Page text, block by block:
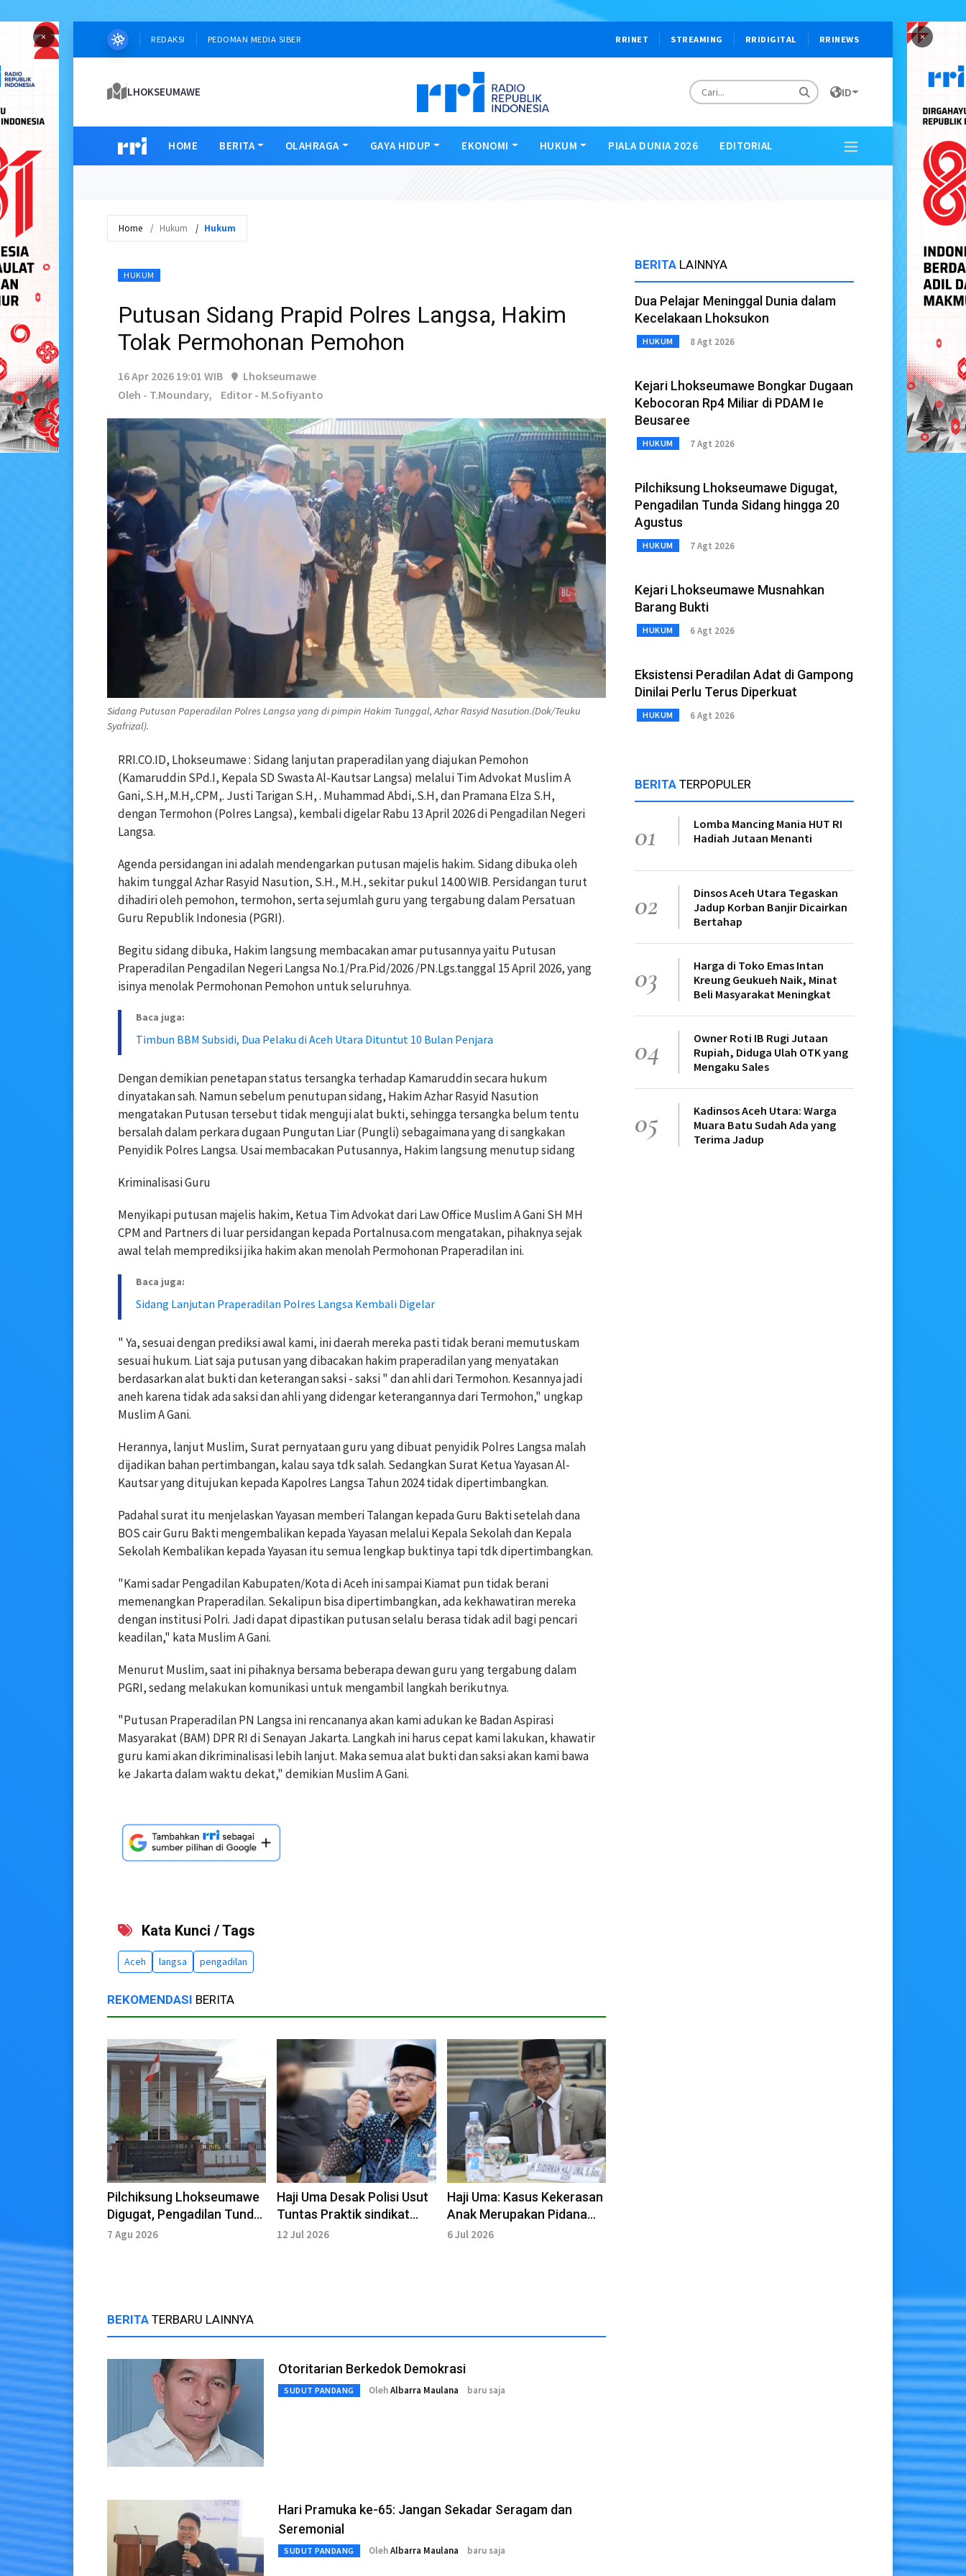
× ×
REDAKSI PEDOMAN MEDIA SIBER RRINET STREAMING RRIDIGITAL RRINEWS
LHOKSEUMAWE ID
HOME BERITA OLAHRAGA GAYA HIDUP EKONOMI HUKUM PIALA DUNIA 2026 EDITORIAL
Home Hukum Hukum
HUKUM
Putusan Sidang Prapid Polres Langsa, Hakim
Tolak Permohonan Pemohon
16 Apr 2026 19:01 WIB
Lhokseumawe
Oleh - T.moundary,
Editor - M.Sofiyanto
Sidang Putusan Paperadilan Polres Langsa yang di pimpin Hakim Tunggal, Azhar Rasyid Nasution.(Dok/Teuku
Syafrizal).
RRI.CO.ID, Lhokseumawe : Sidang lanjutan praperadilan yang diajukan Pemohon
(Kamaruddin SPd.I, Kepala SD Swasta Al-Kautsar Langsa) melalui Tim Advokat Muslim A
Gani,.S.H,.M.H,.CPM,. Justi Tarigan S.H, . Muhammad Abdi,.S.H, dan Pramana Elza S.H,
dengan Termohon (Polres Langsa), kembali digelar Rabu 13 April 2026 di Pengadilan Negeri
Langsa.
Agenda persidangan ini adalah mendengarkan putusan majelis hakim. Sidang dibuka oleh
hakim tunggal Azhar Rasyid Nasution, S.H., M.H., sekitar pukul 14.00 WIB. Persidangan turut
dihadiri oleh pemohon, termohon, serta sejumlah guru yang tergabung dalam Persatuan
Guru Republik Indonesia (PGRI).
Begitu sidang dibuka, Hakim langsung membacakan amar putusannya yaitu Putusan
Praperadilan Pengadilan Negeri Langsa No.1/Pra.Pid/2026 /PN.Lgs.tanggal 15 April 2026, yang
isinya menolak Permohonan Pemohon untuk seluruhnya.
Baca juga:
Timbun BBM Subsidi, Dua Pelaku di Aceh Utara Dituntut 10 Bulan Penjara
Dengan demikian penetapan status tersangka terhadap Kamaruddin secara hukum
dinyatakan sah. Namun sebelum penutupan sidang, Hakim Azhar Rasyid Nasution
mengatakan Putusan tersebut tidak menguji alat bukti, sehingga tersangka belum tentu
bersalah dalam perkara dugaan Pungutan Liar (Pungli) sebagaimana yang di sangkakan
Penyidik Polres Langsa. Usai membacakan Putusannya, Hakim langsung menutup sidang
Kriminalisasi Guru
Menyikapi putusan majelis hakim, Ketua Tim Advokat dari Law Office Muslim A Gani SH MH
CPM and Partners di luar persidangan kepada Portalnusa.com mengatakan, pihaknya sejak
awal telah memprediksi jika hakim akan menolah Permohonan Praperadilan ini.
Baca juga:
Sidang Lanjutan Praperadilan Polres Langsa Kembali Digelar
" Ya, sesuai dengan prediksi awal kami, ini daerah mereka pasti tidak berani memutuskam
sesuai hukum. Liat saja putusan yang dibacakan hakim praperadilan yang menyatakan
berdasarkan alat bukti dan keterangan saksi - saksi " dan ahli dari Termohon. Kesannya jadi
aneh karena tidak ada saksi dan ahli yang didengar keterangannya dari Termohon," ungkap
Muslim A Gani.
Herannya, lanjut Muslim, Surat pernyataan guru yang dibuat penyidik Polres Langsa malah
dijadikan bahan pertimbangan, kalau saya tdk salah. Sedangkan Surat Ketua Yayasan Al-
Kautsar yang ditujukan kepada Kapolres Langsa Tahun 2024 tidak dipertimbangkan.
Padahal surat itu menjelaskan Yayasan memberi Talangan kepada Guru Bakti setelah dana
BOS cair Guru Bakti mengembalikan kepada Yayasan melalui Kepala Sekolah dan Kepala
Sekolah Kembalikan kepada Yayasan itu semua lengkap buktinya tapi tdk dipertimbangkan.
"Kami sadar Pengadilan Kabupaten/Kota di Aceh ini sampai Kiamat pun tidak berani
memenangkan Praperadilan. Sekalipun bisa dipertimbangkan, ada kekhawatiran mereka
dengan institusi Polri. Jadi dapat dipastikan putusan selalu berasa tidak adil bagi pencari
keadilan," kata Muslim A Gani.
Menurut Muslim, saat ini pihaknya bersama beberapa dewan guru yang tergabung dalam
PGRI, sedang melakukan komunikasi untuk mengambil langkah berikutnya.
"Putusan Praperadilan PN Langsa ini rencananya akan kami adukan ke Badan Aspirasi
Masyarakat (BAM) DPR RI di Senayan Jakarta. Langkah ini harus cepat kami lakukan, khawatir
guru kami akan dikriminalisasi lebih lanjut. Maka semua alat bukti dan saksi akan kami bawa
ke Jakarta dalam waktu dekat," demikian Muslim A Gani.
Kata Kunci / Tags
Aceh langsa pengadilan
REKOMENDASI BERITA
Pilchiksung Lhokseumawe
Digugat, Pengadilan Tunda
Sidang hingga 20 Agustus
7 Agu 2026
Haji Uma Desak Polisi Usut
Tuntas Praktik sindikat
Debt Collector Gadungan
12 Jul 2026
Haji Uma: Kasus Kekerasan
Anak Merupakan Pidana
umum, Proses Hukum
6 Jul 2026
BERITA TERBARU LAINNYA
Otoritarian Berkedok Demokrasi
SUDUT PANDANG OlehAlbarra Maulana baru saja
Hari Pramuka ke-65: Jangan Sekadar Seragam dan
Seremonial
SUDUT PANDANG OlehAlbarra Maulana baru saja
BERITA LAINNYA
Dua Pelajar Meninggal Dunia dalam
Kecelakaan Lhoksukon
HUKUM 8 Agt 2026
Kejari Lhokseumawe Bongkar Dugaan
Kebocoran Rp4 Miliar di PDAM Ie
Beusaree
HUKUM 7 Agt 2026
Pilchiksung Lhokseumawe Digugat,
Pengadilan Tunda Sidang hingga 20
Agustus
HUKUM 7 Agt 2026
Kejari Lhokseumawe Musnahkan
Barang Bukti
HUKUM 6 Agt 2026
Eksistensi Peradilan Adat di Gampong
Dinilai Perlu Terus Diperkuat
HUKUM 6 Agt 2026
BERITA TERPOPULER
01
Lomba Mancing Mania HUT RI
Hadiah Jutaan Menanti
02
Dinsos Aceh Utara Tegaskan
Jadup Korban Banjir Dicairkan
Bertahap
03
Harga di Toko Emas Intan
Kreung Geukueh Naik, Minat
Beli Masyarakat Meningkat
04
Owner Roti IB Rugi Jutaan
Rupiah, Diduga Ulah OTK yang
Mengaku Sales
05
Kadinsos Aceh Utara: Warga
Muara Batu Sudah Ada yang
Terima Jadup